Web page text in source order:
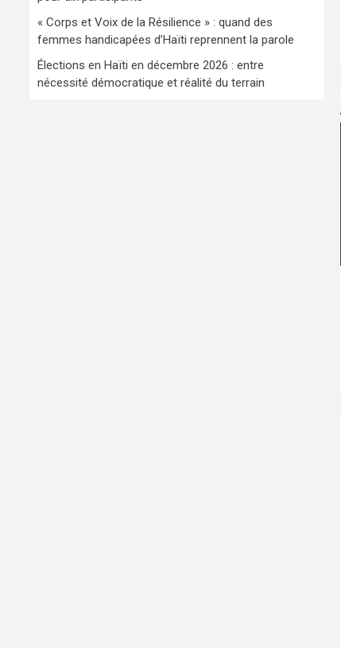
« Corps et Voix de la Résilience » : quand des
femmes handicapées d’Haïti reprennent la parole
Élections en Haïti en décembre 2026 : entre
nécessité démocratique et réalité du terrain